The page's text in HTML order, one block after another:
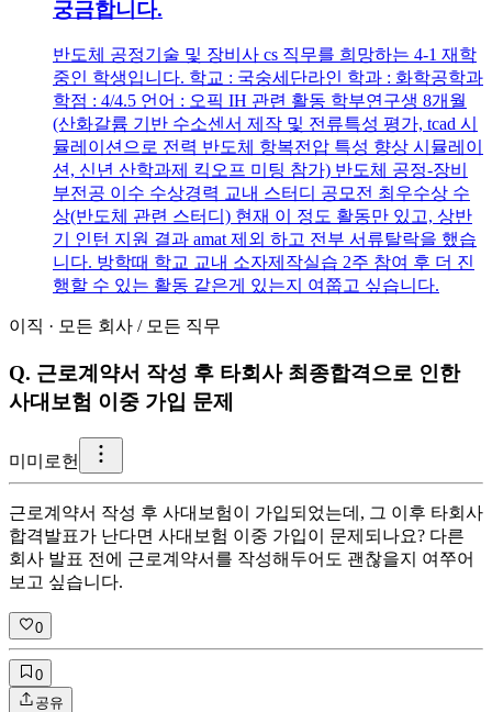
궁금합니다.
반도체 공정기술 및 장비사 cs 직무를 희망하는 4-1 재학
중인 학생입니다. 학교 : 국숭세단라인 학과 : 화학공학과
학점 : 4/4.5 언어 : 오픽 IH 관련 활동 학부연구생 8개월
(산화갈륨 기반 수소센서 제작 및 전류특성 평가, tcad 시
뮬레이션으로 전력 반도체 항복전압 특성 향상 시뮬레이
션, 신년 산학과제 킥오프 미팅 참가) 반도체 공정-장비
부전공 이수 수상경력 교내 스터디 공모전 최우수상 수
상(반도체 관련 스터디) 현재 이 정도 활동만 있고, 상반
기 인턴 지원 결과 amat 제외 하고 전부 서류탈락을 했습
니다. 방학때 학교 교내 소자제작실습 2주 참여 후 더 진
행할 수 있는 활동 같은게 있는지 여쭙고 싶습니다.
이직 · 모든 회사 / 모든 직무
Q. 근로계약서 작성 후 타회사 최종합격으로 인한
사대보험 이중 가입 문제
미 미로헌
근로계약서 작성 후 사대보험이 가입되었는데, 그 이후 타회사
합격발표가 난다면 사대보험 이중 가입이 문제되나요? 다른
회사 발표 전에 근로계약서를 작성해두어도 괜찮을지 여쭈어
보고 싶습니다.
0
0
공유